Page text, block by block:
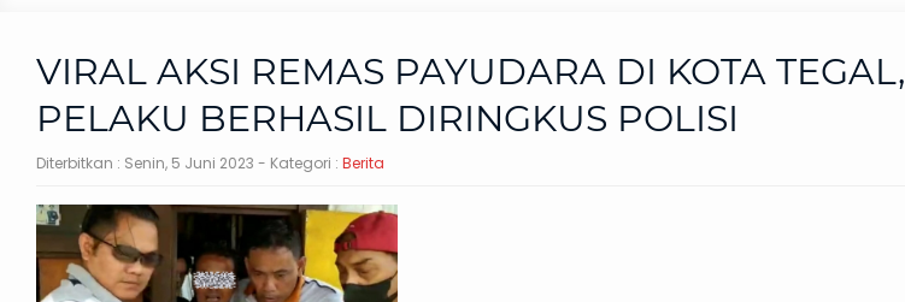
VIRAL AKSI REMAS PAYUDARA DI KOTA TEGAL,
PELAKU BERHASIL DIRINGKUS POLISI
Diterbitkan : Senin, 5 Juni 2023 - Kategori : Berita